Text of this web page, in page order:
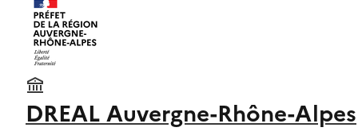
DREAL Auvergne-Rhône-Alpes